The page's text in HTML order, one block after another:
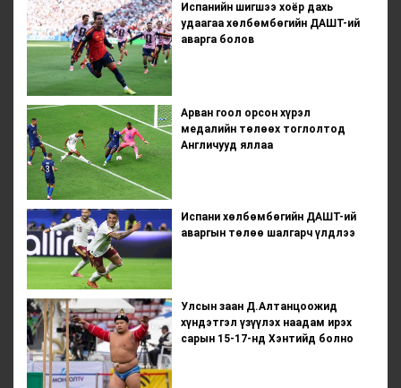
Испанийн шигшээ хоёр дахь
удаагаа хөлбөмбөгийн ДАШТ-ий
аварга болов
Арван гоол орсон хүрэл
медалийн төлөөх тоглолтод
Англичууд яллаа
Испани хөлбөмбөгийн ДАШТ-ий
аваргын төлөө шалгарч үлдлээ
Улсын заан Д.Алтанцоожид
хүндэтгэл үзүүлэх наадам ирэх
сарын 15-17-нд Хэнтийд болно